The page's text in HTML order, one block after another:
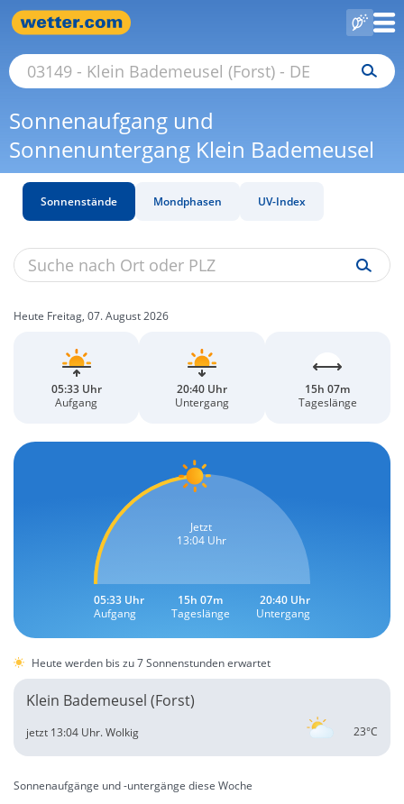
Sonnenaufgang und
Sonnenuntergang Klein Bademeusel
Sonnenstände Mondphasen UV-Index
Heute Freitag, 07. August 2026
05:33 Uhr
Aufgang
20:40 Uhr
Untergang
15h 07m
Tageslänge
Jetzt
13:04 Uhr
05:33 Uhr
Aufgang
15h 07m
Tageslänge
20:40 Uhr
Untergang
Heute werden bis zu 7 Sonnenstunden erwartet
Klein Bademeusel (Forst)
23°C
jetzt 13:04 Uhr.Wolkig
Sonnenaufgänge und -untergänge diese Woche